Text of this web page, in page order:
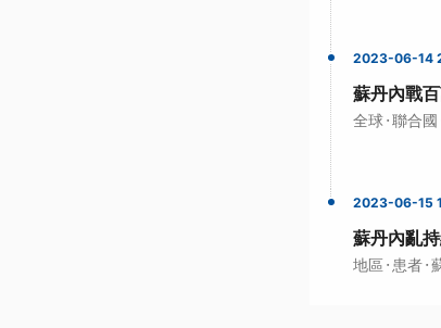
2023-06-14
蘇丹內戰
全球·聯合國
2023-06-15
蘇丹內亂
地區 · 患者·